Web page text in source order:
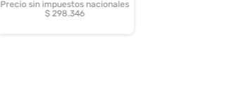
Precio sin impuestos nacionales
$ 298.346